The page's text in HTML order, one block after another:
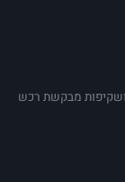
ושקיפות מבקשת רכש